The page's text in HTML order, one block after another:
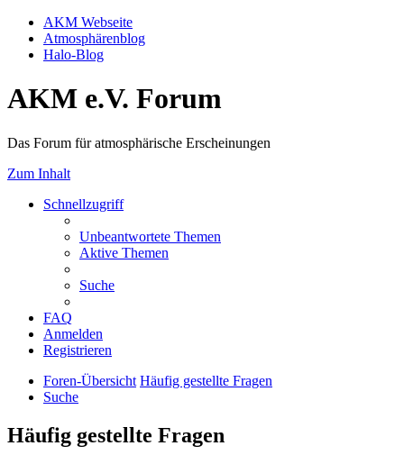
AKM Webseite
Atmosphärenblog
Halo-Blog
AKM e.V. Forum
Das Forum für atmosphärische Erscheinungen
Zum Inhalt
Schnellzugriff
Unbeantwortete Themen
Aktive Themen
Suche
FAQ
Anmelden
Registrieren
Foren-Übersicht Häufig gestellte Fragen
Suche
Häufig gestellte Fragen